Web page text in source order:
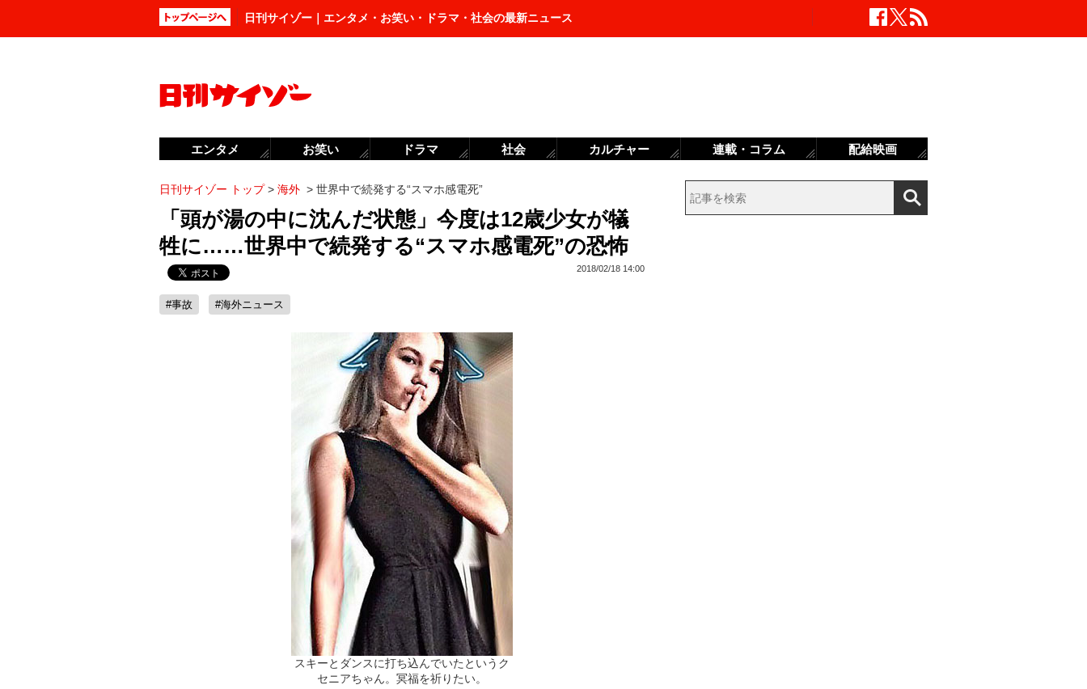
日刊サイゾー｜エンタメ・お笑い・ドラマ・社会の最新ニュース
日刊サイゾー トップ> 海外 > 世界中で続発する“スマホ感電死”
「頭が湯の中に沈んだ状態」今度は12歳少女が犠
牲に……世界中で続発する“スマホ感電死”の恐怖
2018/02/18 14:00
#事故 #海外ニュース
スキーとダンスに打ち込んでいたというク
セニアちゃん。冥福を祈りたい。
エンタメ お笑い ドラマ 社会 カルチャー 連載・コラム 配給映画